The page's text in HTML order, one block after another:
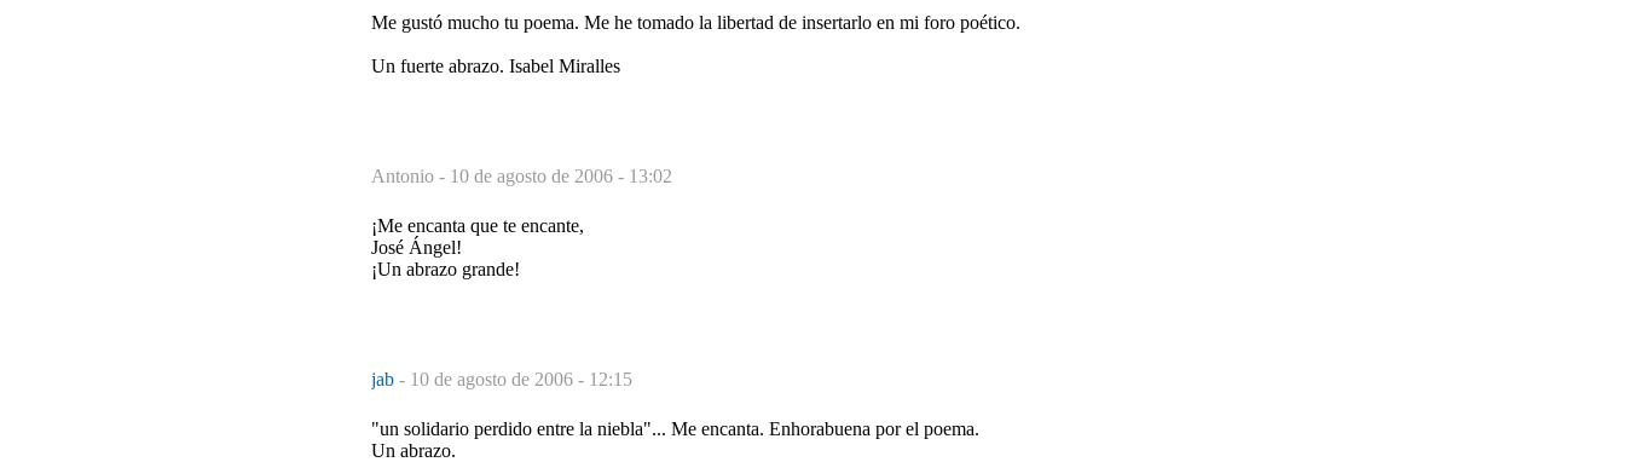
Me gustó mucho tu poema. Me he tomado la libertad de insertarlo en mi foro poético.
Un fuerte abrazo. Isabel Miralles
Antonio - 10 de agosto de 2006 - 13:02
¡Me encanta que te encante,
José Ángel!
¡Un abrazo grande!
jab - 10 de agosto de 2006 - 12:15
"un solidario perdido entre la niebla"... Me encanta. Enhorabuena por el poema.
Un abrazo.